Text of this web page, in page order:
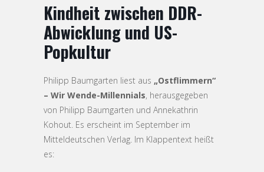
Kindheit zwischen DDR-
Abwicklung und US-
Popkultur
Philipp Baumgarten liest aus „Ostflimmern“
– Wir Wende-Millennials, herausgegeben
von Philipp Baumgarten und Annekathrin
Kohout. Es erscheint im September im
Mitteldeutschen Verlag. Im Klappentext heißt
es: